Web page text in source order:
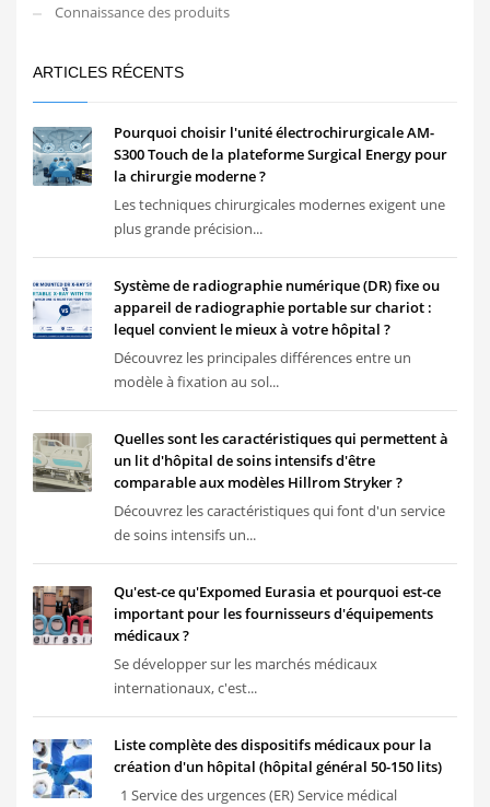
Connaissance des produits
ARTICLES RÉCENTS
Pourquoi choisir l'unité électrochirurgicale AM-
S300 Touch de la plateforme Surgical Energy pour
la chirurgie moderne ?
Les techniques chirurgicales modernes exigent une
plus grande précision...
Système de radiographie numérique (DR) fixe ou
appareil de radiographie portable sur chariot :
lequel convient le mieux à votre hôpital ?
Découvrez les principales différences entre un
modèle à fixation au sol...
Quelles sont les caractéristiques qui permettent à
un lit d'hôpital de soins intensifs d'être
comparable aux modèles Hillrom Stryker ?
Découvrez les caractéristiques qui font d'un service
de soins intensifs un...
Qu'est-ce qu'Expomed Eurasia et pourquoi est-ce
important pour les fournisseurs d'équipements
médicaux ?
Se développer sur les marchés médicaux
internationaux, c'est...
Liste complète des dispositifs médicaux pour la
création d'un hôpital (hôpital général 50-150 lits)
1 Service des urgences (ER) Service médical